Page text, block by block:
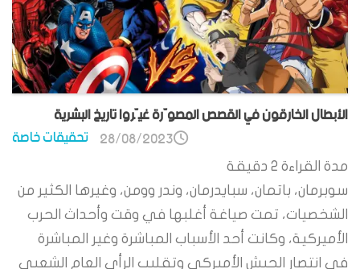
الأبطال الخارقون في القصص المصوّرة غيّروا تاريخ البشرية
تحقيقات خاصة 28/08/2023
مدة القراءة 2 دقيقة
سوبرمان، باتمان، سبايدرمان، وندر وومن، وغيرها الكثير من
الشخصيات، تمت صياغة أغلبها في وقت وأحداث الحرب
الأميركية، وكانت أحد الأسباب المباشرة وغير المباشرة
في انتصار الجيش الأميركي وتقليب الرأي العام الشعبي